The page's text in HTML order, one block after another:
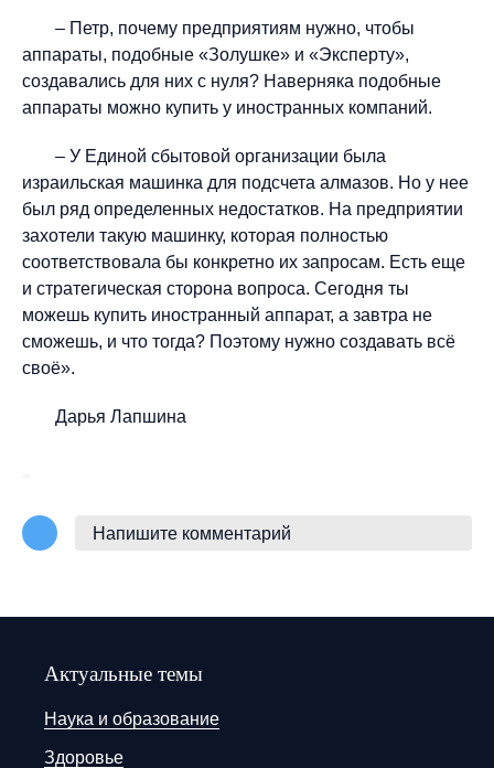
– Петр, почему предприятиям нужно, чтобы
аппараты, подобные «Золушке» и «Эксперту»,
создавались для них с нуля? Наверняка подобные
аппараты можно купить у иностранных компаний.
– У Единой сбытовой организации была
израильская машинка для подсчета алмазов. Но у нее
был ряд определенных недостатков. На предприятии
захотели такую машинку, которая полностью
соответствовала бы конкретно их запросам. Есть еще
и стратегическая сторона вопроса. Сегодня ты
можешь купить иностранный аппарат, а завтра не
сможешь, и что тогда? Поэтому нужно создавать всё
своё».
Дарья Лапшина
Напишите комментарий
Актуальные темы
Наука и образование
Здоровье